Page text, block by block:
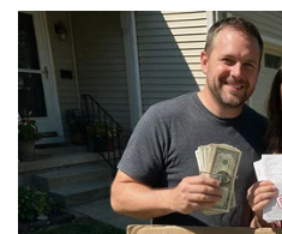
Pháp luật
Vụ án
Tin nóng
Tư vấn luật